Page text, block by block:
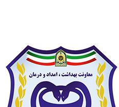
نشریه